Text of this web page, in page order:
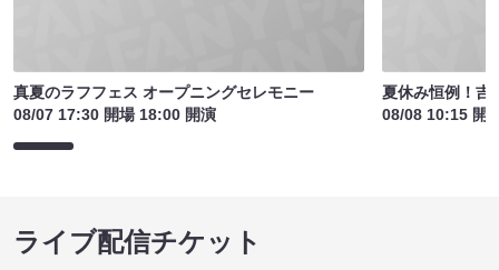
真夏のラフフェス オープニングセレモニー
08/07 17:30 開場 18:00 開演
夏休み恒例！吉
08/08 10:15 開
ライブ配信チケット